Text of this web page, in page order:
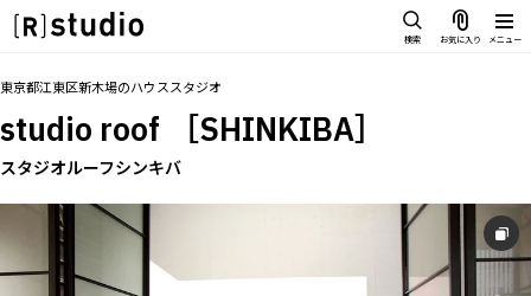
検索 お気に入り メニュー
雰囲気で探したい
SCENE
部屋ごとに写真で見比べたい
スタジオを探す
雰囲気で探したい
SCENE
部屋ごとに写真で見比べたい
VARIATION
ひとつのスタジオであれもこれも
LOCATION
カフェやオフィスなどロケシーンも
トップ 料金 設備 オプション
東京都江東区新木場のハウススタジオ
studio roof ［SHINKIBA］
スタジオルーフシンキバ